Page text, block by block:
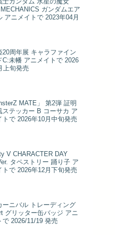
ガンダムエア
アニメイトで 2023年04月
20周年展 キャラファイン
C:未幡 アニメイトで 2026
上旬発売
MATE」 第2弾 証明
ステッカー B コーサカ ア
トで 2026年10月中旬発売
V CHARACTER DAY
タペストリー 踊り子 ア
トで 2026年12月下旬発売
ーニバル トレーディング
グリッター缶バッジ アニ
で 2026/11/19 発売